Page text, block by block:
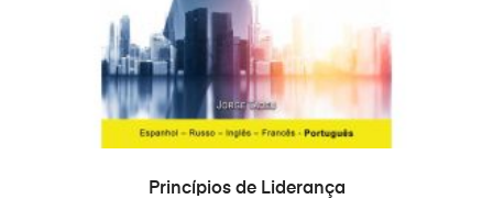
PRIDAŤ DO KOŠÍKA
Princípios de Liderança